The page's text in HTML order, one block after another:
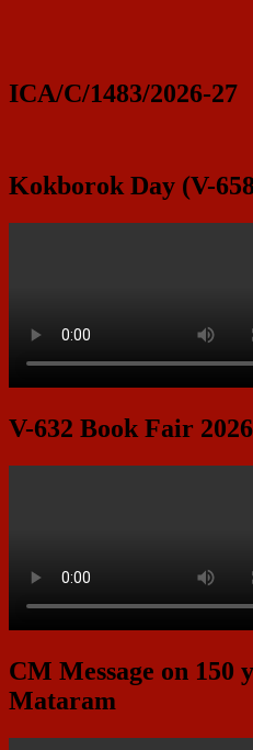
ICA/C/1483/2026-27
Kokborok Day (V-
V-632 Book Fair 2026
CM Message on 150
Mataram